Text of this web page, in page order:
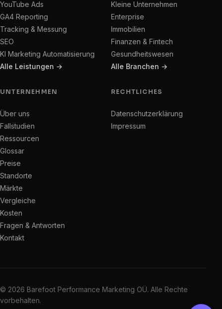
YouTube Ads
GA4 Reporting
Tracking & Messung
SEO
KI Marketing Automatisierung
Alle Leistungen →
Kleine Unternehmen
Enterprise
Immobilien
Finanzen & Fintech
Gesundheitswesen
Alle Branchen →
UNTERNEHMEN
Über uns
Fallstudien
Ressourcen
Glossar
Preise
Standorte
Märkte
Vergleiche
Kosten
Fragen & Antworten
Kontakt
RECHTLICHES
Datenschutzerklärung
Impressum
© 2026 Barefoot Performance Marketing OÜ. Alle Rechte
vorbehalten.